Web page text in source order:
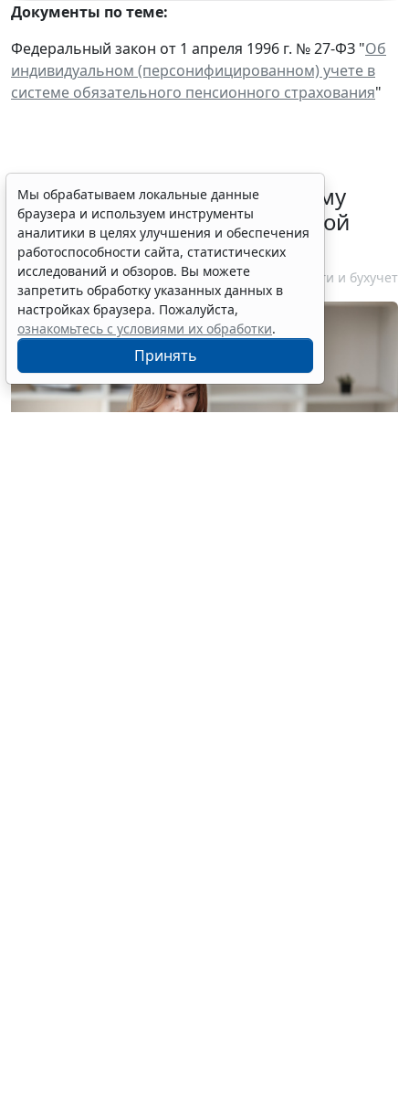
Документы по теме:
Федеральный закон от 1 апреля 1996 г. № 27-ФЗ "Об
индивидуальном (персонифицированном) учете в
системе обязательного пенсионного страхования"
ФНС России рассказала малому
бизнесу о порядке упрощенной
ликвидации компании
7 августа 2026 18:16 Налоги и бухучет
Мы обрабатываем локальные данные
браузера и используем инструменты
аналитики в целях улучшения и обеспечения
работоспособности сайта, статистических
исследований и обзоров. Вы можете
запретить обработку указанных данных в
настройках браузера. Пожалуйста,
ознакомьтесь с условиями их обработки.
Принять